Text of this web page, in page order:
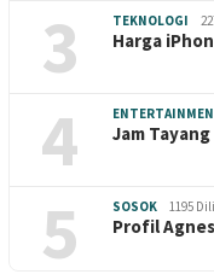
3 TEKNOLOGI
Harga
4 Jam
5 SOSOK 1195
Profil